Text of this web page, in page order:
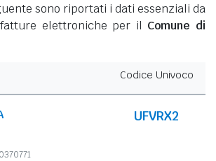
sono riportati i dati essenziali da
elettroniche per il Comune di
Codice Univoco
UFVRX2